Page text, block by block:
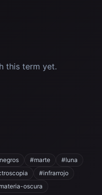
this term yet.
#marte
#luna
#infrarrojo
oscura